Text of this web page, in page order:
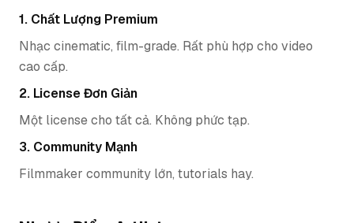
1. Chất Lượng Premium
Nhạc cinematic, film-grade. Rất phù hợp cho video
cao cấp.
2. License Đơn Giản
Một license cho tất cả. Không phức tạp.
3. Community Mạnh
Filmmaker community lớn, tutorials hay.